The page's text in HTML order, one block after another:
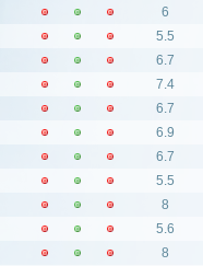
6
5.5
6.7
7.4
6.7
6.9
6.7
5.5
8
5.6
8